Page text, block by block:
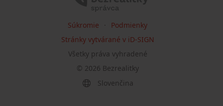
© 2026 Bezrealitky
Všetky práva vyhradené
Súkromie
Podmienky
Stránky vytvárané v iD-SIGN
Slovenčina